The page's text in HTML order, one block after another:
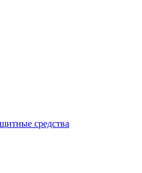
средства